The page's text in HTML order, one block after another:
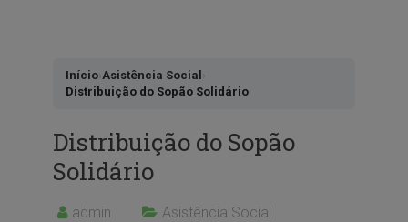
Início›Asistência Social ›
Distribuição do Sopão Solidário
Distribuição do Sopão
Solidário
admin Asistência Social